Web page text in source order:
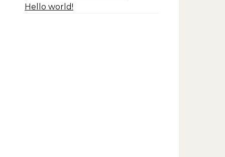
Hello world!